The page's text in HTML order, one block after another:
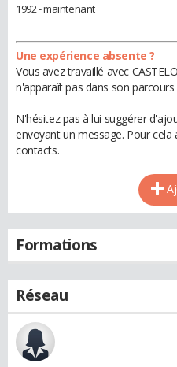
1992 - maintenant
Une expérience absente ?
Vous avez travaillé avec
n'apparaît pas dans son parcours
N'hésitez pas à lui suggérer
envoyant un message. Pour cela
contacts.
Formations
Réseau